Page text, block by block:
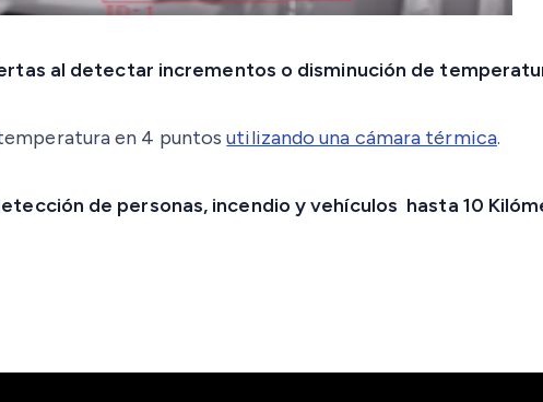
al detectar incrementos o disminución de
en 4 puntosutilizando una cámara térmica.
de personas, incendio y vehículos hasta 10